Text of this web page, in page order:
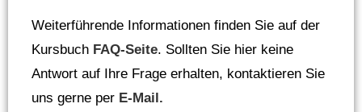
Weiterführende Informationen finden Sie auf der
Kursbuch FAQ-Seite. Sollten Sie hier keine
Antwort auf Ihre Frage erhalten, kontaktieren Sie
uns gerne per E-Mail.